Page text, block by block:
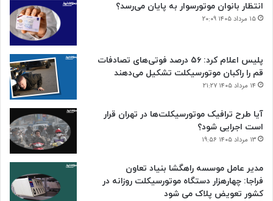
انتظار بانوان موتورسوار به پایان می‌رسد؟
۱۵ مرداد ۱۴۰۵ ۲۰:۰۹
پلیس اعلام کرد: ۵۶ درصد فوتی‌های تصادفات
قم را راکبان موتورسیکلت تشکیل می‌دهند
۱۴ مرداد ۱۴۰۵ ۲۱:۲۷
آیا طرح ترافیک موتورسیکلت‌ها در تهران قرار
است اجرایی شود؟
۱۳ مرداد ۱۴۰۵ ۱۹:۵۶
مدیر عامل موسسه راهگشا بنیاد تعاون
فراجا: چهارهزار دستگاه موتورسیکلت روزانه در
کشور تعویض پلاک می شود